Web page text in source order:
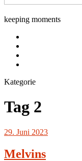
Foto
keeping moments
(EU)
Kategorie
Tag 2
29. Juni 2023
Melvins